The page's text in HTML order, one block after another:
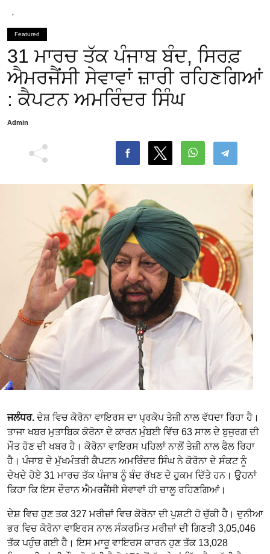
Featured
31 ਮਾਰਚ ਤੱਕ ਪੰਜਾਬ ਬੰਦ, ਸਿਰਫ਼
ਐਮਰਜੈਂਸੀ ਸੇਵਾਵਾਂ ਜ਼ਾਰੀ ਰਹਿਣਗਿਆਂ
: ਕੈਪਟਨ ਅਮਰਿੰਦਰ ਸਿੰਘ
Admin
ਜਲੰਧਰ.ਦੇਸ਼ ਵਿਚ ਕੋਰੋਨਾ ਵਾਇਰਸ ਦਾ ਪ੍ਰਕੋਪ ਤੇਜ਼ੀ ਨਾਲ ਵੱਧਦਾ ਰਿਹਾ ਹੈ।
ਤਾਜਾ ਖਬਰ ਮੁਤਾਬਿਕ ਕੋਰੋਨਾ ਦੇ ਕਾਰਨ ਮੁੰਬਈ ਵਿੱਚ 63 ਸਾਲ ਦੇ ਬੁਜੁਰਗ ਦੀ
ਮੌਤ ਹੋਣ ਦੀ ਖਬਰ ਹੈ। ਕੋਰੋਨਾ ਵਾਇਰਸ ਪਹਿਲਾਂ ਨਾਲੋਂ ਤੇਜ਼ੀ ਨਾਲ ਫੈਲ ਰਿਹਾ
ਹੈ। ਪੰਜਾਬ ਦੇ ਮੁੱਖਮੰਤਰੀ ਕੈਪਟਨ ਅਮਰਿੰਦਰ ਸਿੰਘ ਨੇ ਕੋਰੋਨਾ ਦੇ ਸੰਕਟ ਨੂੰ
ਦੇਖਦੇ ਹੋਏ 31 ਮਾਰਚ ਤੱਕ ਪੰਜਾਬ ਨੂੰ ਬੰਦ ਰੱਖਣ ਦੇ ਹੁਕਮ ਦਿੱਤੇ ਹਨ। ਉਹਨਾਂ
ਕਿਹਾ ਕਿ ਇਸ ਦੌਰਾਨ ਐਮਰਜੈਂਸੀ ਸੇਵਾਵਾਂ ਹੀ ਚਾਲੂ ਰਹਿਣਗਿਆਂ।
ਦੇਸ਼ ਵਿਚ ਹੁਣ ਤਕ 327 ਮਰੀਜ਼ਾਂ ਵਿਚ ਕੋਰੋਨਾ ਦੀ ਪੁਸ਼ਟੀ ਹੋ ​​ਚੁੱਕੀ ਹੈ। ਦੁਨੀਆ
ਭਰ ਵਿਚ ਕੋਰੋਨਾ ਵਾਇਰਸ ਨਾਲ ਸੰਕਰਮਿਤ ਮਰੀਜ਼ਾਂ ਦੀ ਗਿਣਤੀ 3,05,046
ਤੱਕ ਪਹੁੰਚ ਗਈ ਹੈ। ਇਸ ਮਾਰੂ ਵਾਇਰਸ ਕਾਰਨ ਹੁਣ ਤੱਕ 13,028